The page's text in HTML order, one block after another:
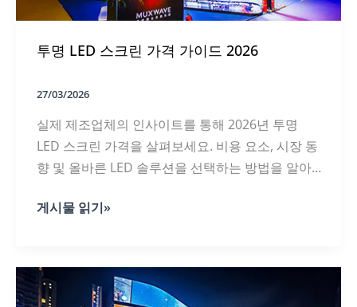
경
6
공
노
드
에
대
현
장
투명 LED 스크린 가격 가이드 2026
27/03/2026
실제 제조업체의 인사이트를 통해 2026년 투명
LED 스크린 가격을 살펴보세요. 비용 요소, 시장 동
향 및 올바른 LED 솔루션을 선택하는 방법을 알아
투
크
린
가
게시물 읽기»